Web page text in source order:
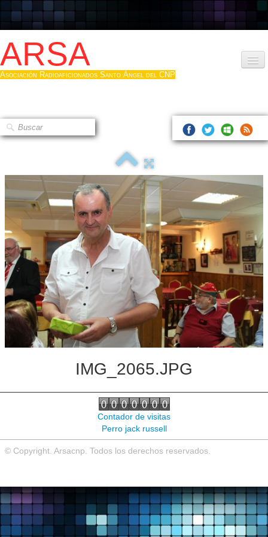
ARSA
Asociación Radioaficionados Santo Ángel del CNP
Que es la ARSA
Hacerse socio
Log diploma en Pdf
Sistemas Digitales
Noticias de interés
Contacto
IMG_2065.JPG
Contador de visitas
Perro jack russell
© Copyright. Arsacnp. Todos los derechos reservados.